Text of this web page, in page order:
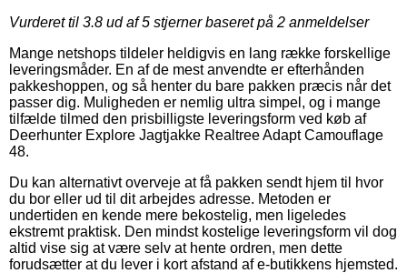
Vurderet til 3.8 ud af 5 stjerner baseret på 2 anmeldelser
Mange netshops tildeler heldigvis en lang række forskellige
leveringsmåder. En af de mest anvendte er efterhånden
pakkeshoppen, og så henter du bare pakken præcis når det
passer dig. Muligheden er nemlig ultra simpel, og i mange
tilfælde tilmed den prisbilligste leveringsform ved køb af
Deerhunter Explore Jagtjakke Realtree Adapt Camouflage
48.
Du kan alternativt overveje at få pakken sendt hjem til hvor
du bor eller ud til dit arbejdes adresse. Metoden er
undertiden en kende mere bekostelig, men ligeledes
ekstremt praktisk. Den mindst kostelige leveringsform vil dog
altid vise sig at være selv at hente ordren, men dette
forudsætter at du lever i kort afstand af e-butikkens hjemsted.